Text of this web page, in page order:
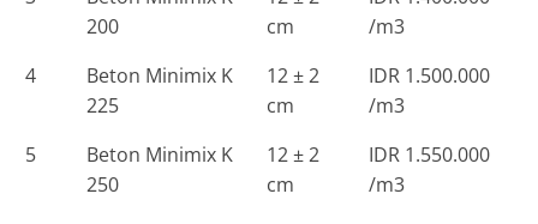
200
cm
/m3
4
Beton Minimix K
225
12 ± 2
cm
IDR 1.500.000
/m3
5
Beton Minimix K
250
12 ± 2
cm
IDR 1.550.000
/m3